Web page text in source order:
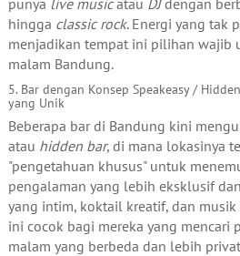
hingga classic rock. Energi yang tak
menjadikan tempat ini pilihan wajib
malam Bandung.
5. Bar dengan Konsep Speakeasy /
yang Unik
Beberapa bar di Bandung kini
atau hidden bar, di mana lokasinya
"pengetahuan khusus" untuk
pengalaman yang lebih eksklusif
yang intim, koktail kreatif, dan musik
ini cocok bagi mereka yang mencari
malam yang berbeda dan lebih